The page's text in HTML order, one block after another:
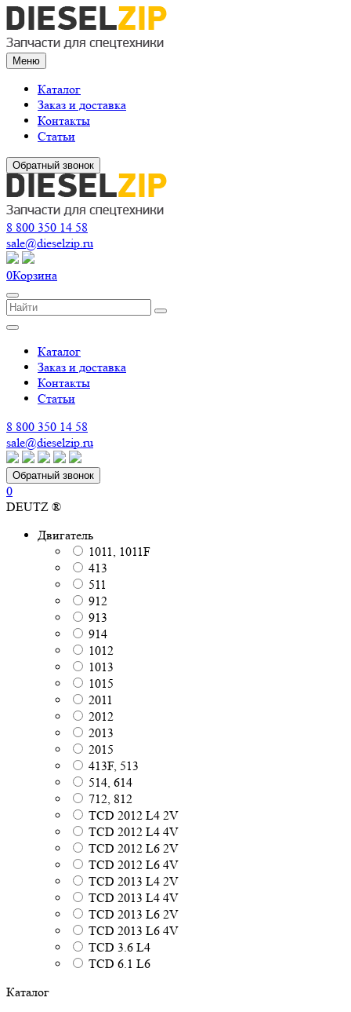
Меню
Каталог
Заказ и доставка
Контакты
Статьи
Обратный звонок
8 800 350 14 58
sale@dieselzip.ru
0Корзина
Каталог
Заказ и доставка
Контакты
Статьи
8 800 350 14 58
sale@dieselzip.ru
Обратный звонок
0
DEUTZ ®
Двигатель
1011, 1011F
413
511
912
913
914
1012
1013
1015
2011
2012
2013
2015
413F, 513
514, 614
712, 812
TCD 2012 L4 2V
TCD 2012 L4 4V
TCD 2012 L6 2V
TCD 2012 L6 4V
TCD 2013 L4 2V
TCD 2013 L4 4V
TCD 2013 L6 2V
TCD 2013 L6 4V
TCD 3.6 L4
TCD 6.1 L6
Каталог